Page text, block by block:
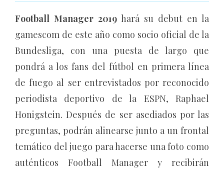
Football Manager 2019 hará su debut en la
gamescom de este año como socio oficial de la
Bundesliga, con una puesta de largo que
pondrá a los fans del fútbol en primera línea
de fuego al ser entrevistados por reconocido
periodista deportivo de la ESPN, Raphael
Honigstein. Después de ser asediados por las
preguntas, podrán alinearse junto a un frontal
temático del juego para hacerse una foto como
auténticos Football Manager y recibirán